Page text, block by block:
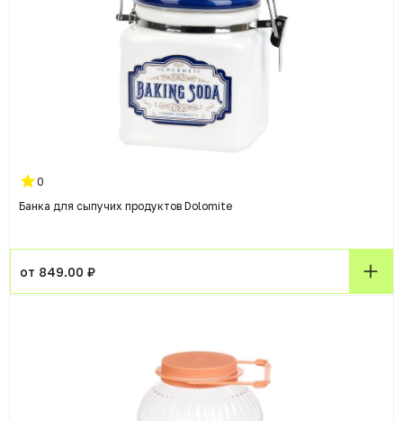
0
Банка для сыпучих продуктов Dolomite
от 849.00 ₽